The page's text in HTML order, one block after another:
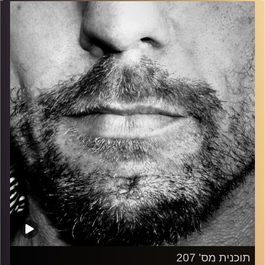
כל מה שחי, אמיתי ונושם.
עם שמוליק רגב.
קרדיט תמונות: David Goehring
תוכנית מס' 207